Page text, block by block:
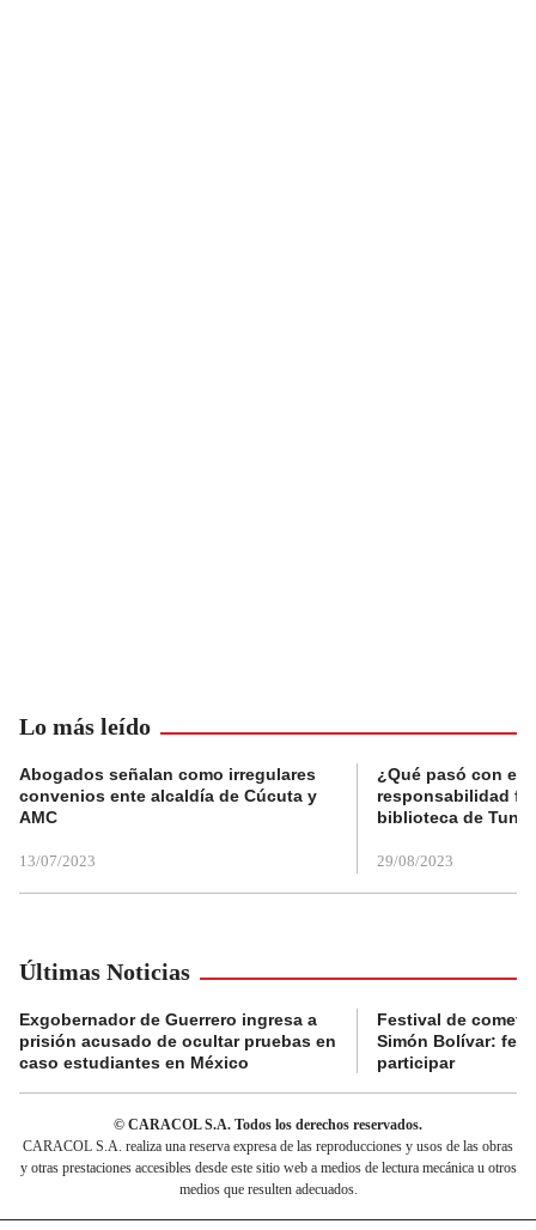
Lo más leído
Abogados señalan como irregulares
convenios ente alcaldía de Cúcuta y
AMC
13/07/2023
¿Qué pasó con el
responsabilidad
biblioteca de
29/08/2023
Últimas Noticias
Exgobernador de Guerrero ingresa a
prisión acusado de ocultar pruebas en
caso estudiantes en México
Festival de
Simón Bolívar:
participar
© CARACOL S.A. Todos los derechos reservados.
CARACOL S.A. realiza una reserva expresa de las reproducciones y usos de las obras
y otras prestaciones accesibles desde este sitio web a medios de lectura mecánica u otros
medios que resulten adecuados.